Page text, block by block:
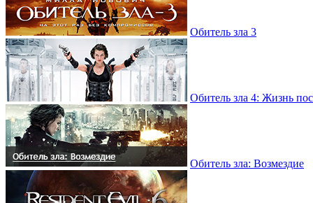
Обитель зла 3
Обитель зла 4: Жизнь
Обитель зла: Возмездие